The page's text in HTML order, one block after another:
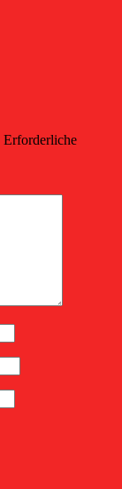
Erforderliche